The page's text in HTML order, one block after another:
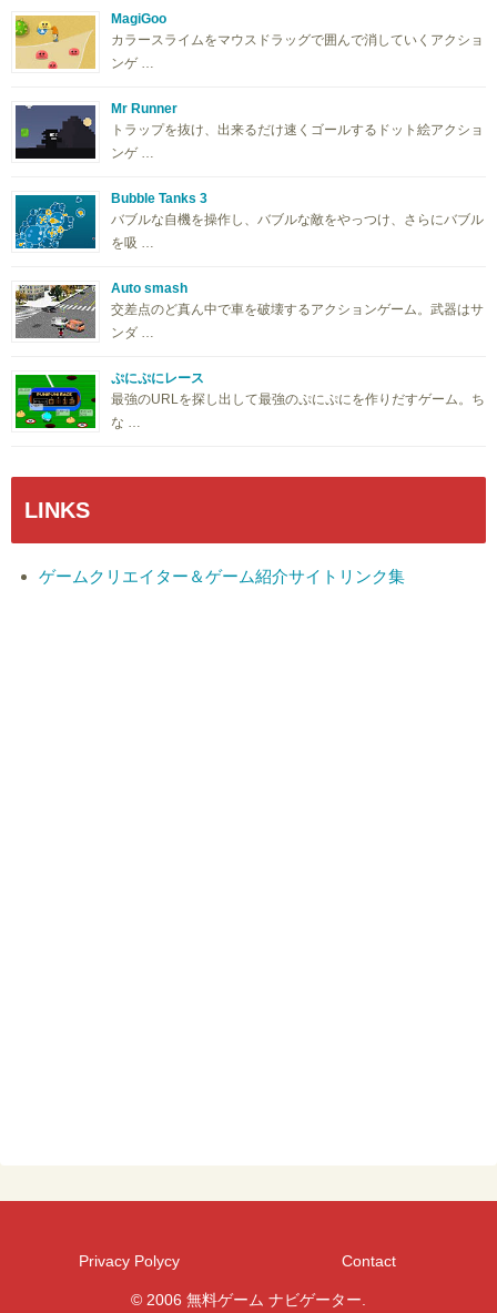
MagiGoo
カラースライムをマウスドラッグで囲んで消していくアクショ
ンゲ …
Mr Runner
トラップを抜け、出来るだけ速くゴールするドット絵アクショ
ンゲ …
Bubble Tanks 3
バブルな自機を操作し、バブルな敵をやっつけ、さらにバブル
を吸 …
Auto smash
交差点のど真ん中で車を破壊するアクションゲーム。武器はサ
ンダ …
ぷにぷにレース
最強のURLを探し出して最強のぷにぷにを作りだすゲーム。ち
な …
LINKS
ゲームクリエイター＆ゲーム紹介サイトリンク集
Privacy Polycy Contact
© 2006 無料ゲーム ナビゲーター.